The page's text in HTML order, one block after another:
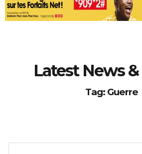
Latest News
Tag: Guerre